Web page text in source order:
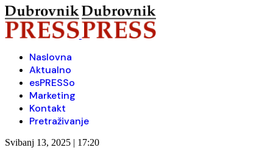
Naslovna
Aktualno
esPRESSo
Marketing
Kontakt
Pretraživanje
Svibanj 13, 2025 | 17:20